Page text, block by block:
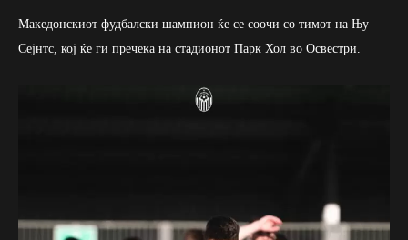
Македонскиот фудбалски шампион ќе се соочи со тимот на Њу
Сејнтс, кој ќе ги пречека на стадионот Парк Хол во Освестри.